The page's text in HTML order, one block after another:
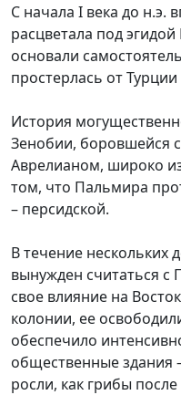
С начала I века до н.э.
расцветала под
основали
простерлась от Турции
История
Зенобии, боровшейся
Аврелианом, широко
том, что Пальмира
– персидской.
В течение нескольких
вынужден считаться
свое влияние на
колонии, ее
обеспечило
общественные здания
росли, как грибы